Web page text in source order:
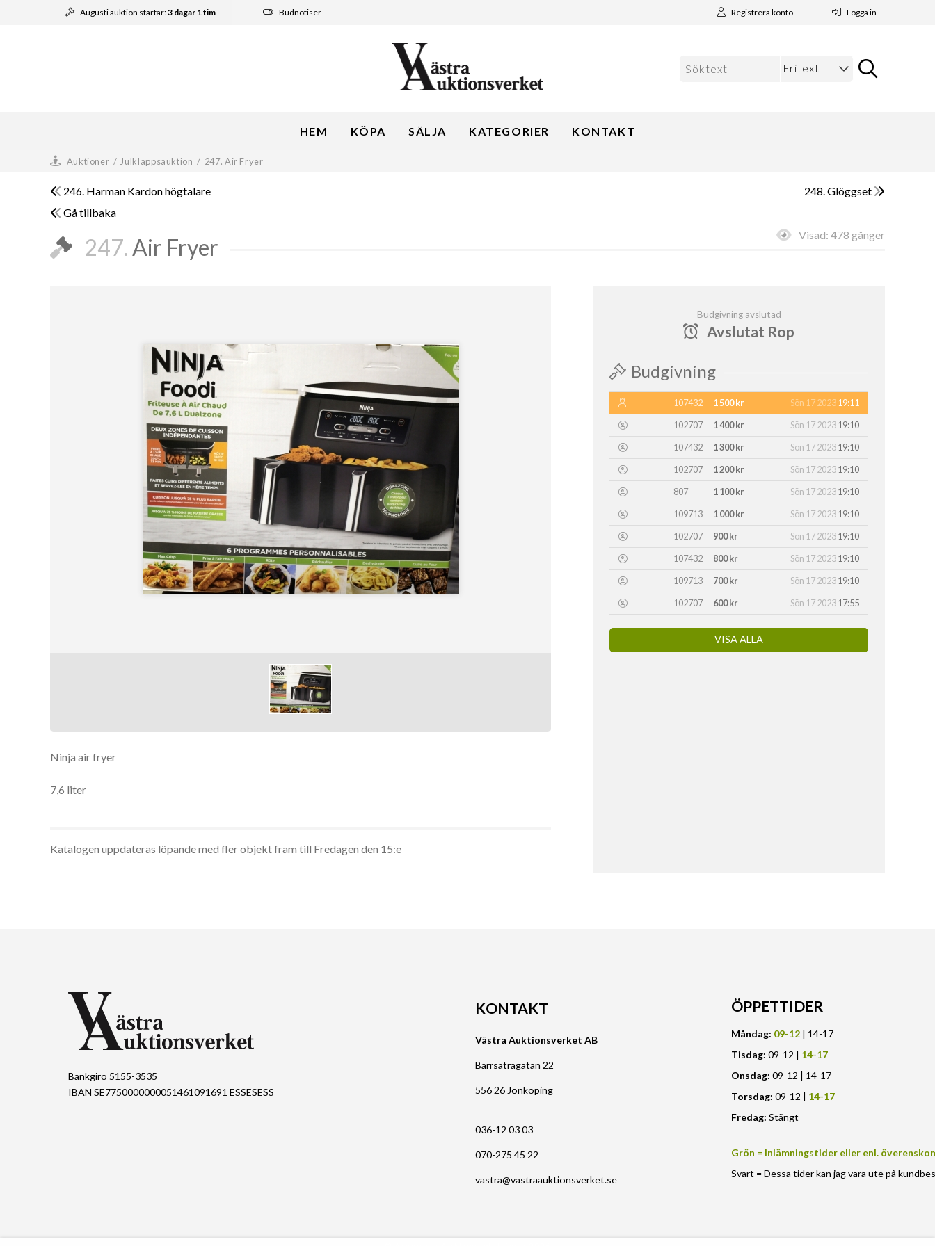
Augusti auktion startar:3 dagar 1 tim Budnotiser Registrera konto Logga in
HEM KÖPA SÄLJA KATEGORIER KONTAKT
Auktioner / Julklappsauktion / 247. Air Fryer
246. Harman Kardon högtalare
248. Glöggset
Gå tillbaka
Visad: 478 gånger
247.Air Fryer
Ninja air fryer
7,6 liter
Katalogen uppdateras löpande med fler objekt fram till Fredagen den 15:e
Budgivning avslutad
Avslutat Rop
Budgivning
107432 1 500 kr Sön 17 202319:11
102707
1 400 kr Sön 17 202319:10
107432
1 300 kr Sön 17 202319:10
102707
1 200 kr Sön 17 202319:10
807
1 100 kr Sön 17 202319:10
109713
1 000 kr Sön 17 202319:10
102707
900 kr Sön 17 202319:10
107432
800 kr Sön 17 202319:10
109713
700 kr Sön 17 202319:10
102707
600 kr Sön 17 202317:55
VISA ALLA
Bankgiro 5155-3535
IBAN SE7750000000051461091691 ESSESESS
KONTAKT
Västra Auktionsverket AB
Barrsätragatan 22
556 26 Jönköping
036-12 03 03
070-275 45 22
vastra@vastraauktionsverket.se
ÖPPETTIDER
Måndag: 09-12| 14-17
Tisdag: 09-12 | 14-17
Onsdag: 09-12 | 14-17
Torsdag: 09-12 | 14-17
Fredag: Stängt
Grön = Inlämningstider eller enl.
Svart = Dessa tider kan jag vara ute på